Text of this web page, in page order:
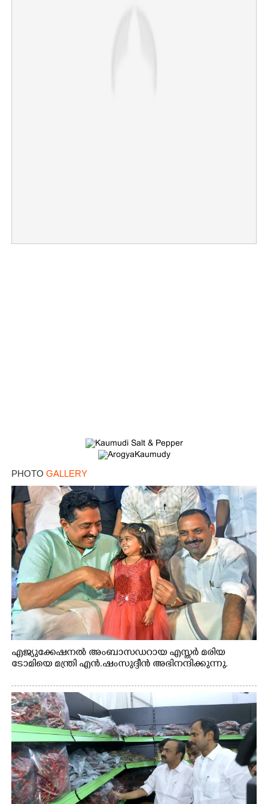
PHOTO GALLERY
എജ്യുക്കേഷനൽ അംബാസഡറായ എസ്തർ മരിയ
ടോമിയെ മന്ത്രി എൻ.ഷംസുദ്ദീൻ അഭിനന്ദിക്കുന്നു.